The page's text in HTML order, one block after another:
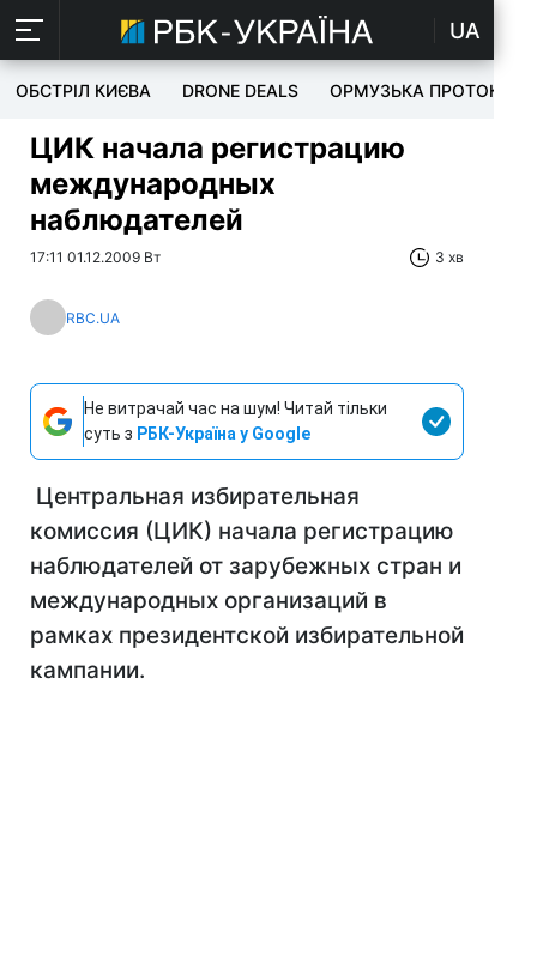
UA
ОБСТРІЛ КИЄВА DRONE DEALS ОРМУЗЬКА ПРОТОКА
ЦИК начала регистрацию
международных
наблюдателей
17:11 01.12.2009 Вт 3 хв
RBC.UA
Не витрачай час на шум! Читай тільки
суть з РБК-Україна у Google
Центральная избирательная
комиссия (ЦИК) начала регистрацию
наблюдателей от зарубежных стран и
международных организаций в
рамках президентской избирательной
кампании.